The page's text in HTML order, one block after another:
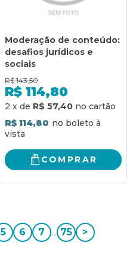
Moderação de conteúdo:
desafios jurídicos e
sociais
R$ 143,50
R$ 114,80
2 x de R$ 57,40
R$ 114,80
COMPRAR
5 6 7 ... 75 >